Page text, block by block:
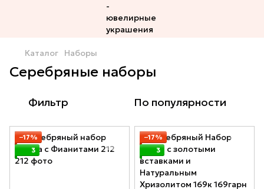
Каталог Наборы
Серебряные наборы
Фильтр По популярности
−17%
3
−17%
3